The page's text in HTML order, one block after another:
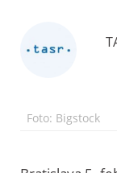
Foto: Bigstock